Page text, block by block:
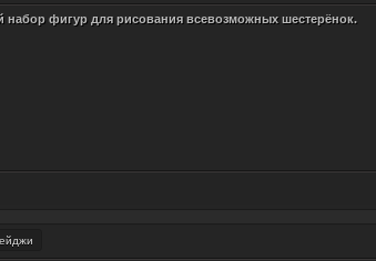
набор фигур для рисования всевозможных шестерёнок.